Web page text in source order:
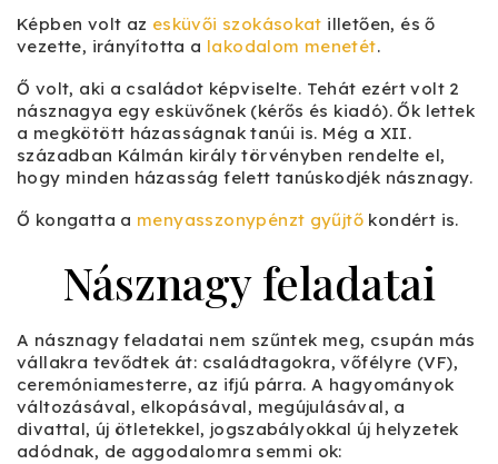
Képben volt az esküvői szokásokat illetően, és ő
vezette, irányította a lakodalom menetét.
Ő volt, aki a családot képviselte. Tehát ezért volt 2
násznagya egy esküvőnek (kérős és kiadó). Ők lettek
a megkötött házasságnak tanúi is. Még a XII.
században Kálmán király törvényben rendelte el,
hogy minden házasság felett tanúskodjék násznagy.
Ő kongatta a menyasszonypénzt gyűjtő kondért is.
Násznagy feladatai
A násznagy feladatai nem szűntek meg, csupán más
vállakra tevődtek át: családtagokra, vőfélyre (VF),
ceremóniamesterre, az ifjú párra. A hagyományok
változásával, elkopásával, megújulásával, a
divattal, új ötletekkel, jogszabályokkal új helyzetek
adódnak, de aggodalomra semmi ok: